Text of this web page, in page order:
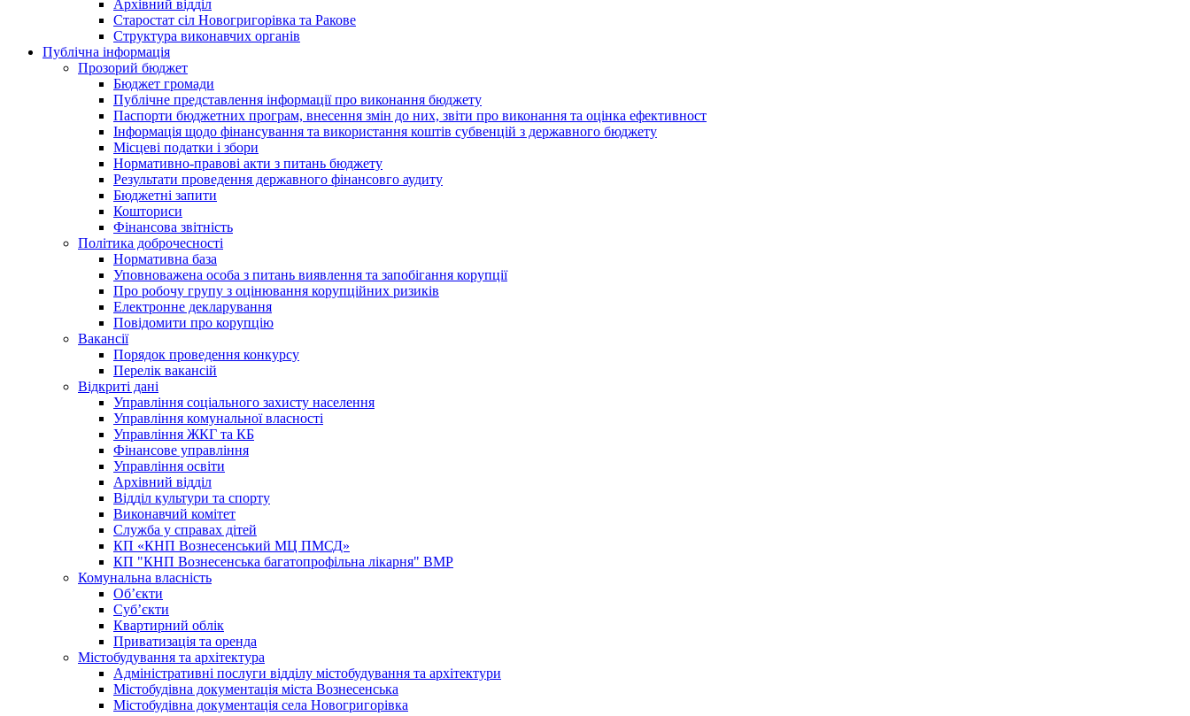
Архівний відділ
Старостат сіл Новогригорівка та Ракове
Структура виконавчих органів
Публічна інформація
Прозорий бюджет
Бюджет громади
Публічне представлення інформації про виконання бюджету
Паспорти бюджетних програм, внесення змін до них, звіти про виконання та оцінка ефективност
Інформація щодо фінансування та використання коштів субвенцій з державного бюджету
Місцеві податки і збори
Нормативно-правові акти з питань бюджету
Результати проведення державного фінансовго аудиту
Бюджетні запити
Кошториси
Фінансова звітність
Політика доброчесності
Нормативна база
Уповноважена особа з питань виявлення та запобігання корупції
Про робочу групу з оцінювання корупційних ризиків
Електронне декларування
Повідомити про корупцію
Вакансії
Порядок проведення конкурсу
Перелік вакансій
Відкриті дані
Управління соціального захисту населення
Управління комунальної власності
Управління ЖКГ та КБ
Фінансове управління
Управління освіти
Архівний відділ
Відділ культури та спорту
Виконавчий комітет
Служба у справах дітей
КП «КНП Вознесенський МЦ ПМСД»
КП "КНП Вознесенська багатопрофільна лікарня" ВМР
Комунальна власність
Об’єкти
Суб’єкти
Квартирний облік
Приватизація та оренда
Містобудування та архітектура
Адміністративні послуги відділу містобудування та архітектури
Містобудівна документація міста Вознесенська
Містобудівна документація села Новогригорівка